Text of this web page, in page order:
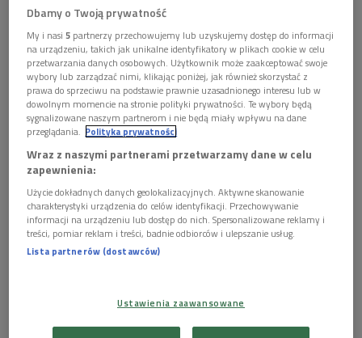
Plac Trzech Krzyży to "było centrum świata dla Leopolda Tyrmanda"
Shutterstock/Tupungato
Warszawa od lat 50. zmieniła się, ten przewodnik pomoże
odnaleźć pewne ślady Tyrmanda i wskaże szlaki, które
pokonywał. Odwiedzimy miejsca, w którychTyrmandchętnie
bywał i wprowadzał do swoich utworów.
Dbamy o Twoją prywatność
My i nasi5 partnerzy przechowujemy lub uzyskujemy dostęp do informacji
na urządzeniu, takich jak unikalne identyfikatory w plikach cookie w celu
przetwarzania danych osobowych. Użytkownik może zaakceptować swoje
wybory lub zarządzać nimi, klikając poniżej, jak również skorzystać z
prawa do sprzeciwu na podstawie prawnie uzasadnionego interesu lub w
dowolnym momencie na stronie polityki prywatności. Te wybory będą
sygnalizowane naszym partnerom i nie będą miały wpływu na dane
przeglądania. Polityka prywatności
Wraz z naszymi partnerami przetwarzamy dane w celu
zapewnienia:
Użycie dokładnych danych geolokalizacyjnych. Aktywne skanowanie
charakterystyki urządzenia do celów identyfikacji. Przechowywanie
informacji na urządzeniu lub dostęp do nich. Spersonalizowane reklamy i
treści, pomiar reklam i treści, badnie odbiorców i ulepszanie usług.
Lista partnerów (dostawców)
Ustawienia zaawansowane